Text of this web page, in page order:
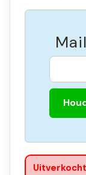
Uitverkocht